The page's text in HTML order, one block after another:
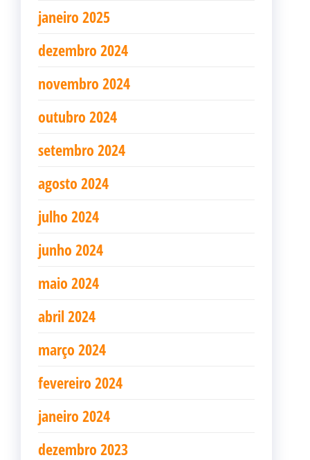
janeiro 2025
dezembro 2024
novembro 2024
outubro 2024
setembro 2024
agosto 2024
julho 2024
junho 2024
maio 2024
abril 2024
março 2024
fevereiro 2024
janeiro 2024
dezembro 2023